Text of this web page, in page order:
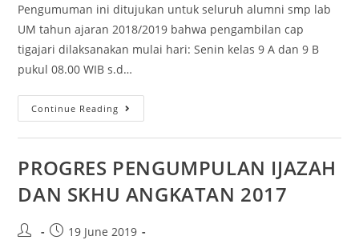
Pengumuman ini ditujukan untuk seluruh alumni smp lab
UM tahun ajaran 2018/2019 bahwa pengambilan cap
tigajari dilaksanakan mulai hari: Senin kelas 9 A dan 9 B
pukul 08.00 WIB s.d…
Continue Reading
PROGRES PENGUMPULAN IJAZAH
DAN SKHU ANGKATAN 2017
19 June 2019